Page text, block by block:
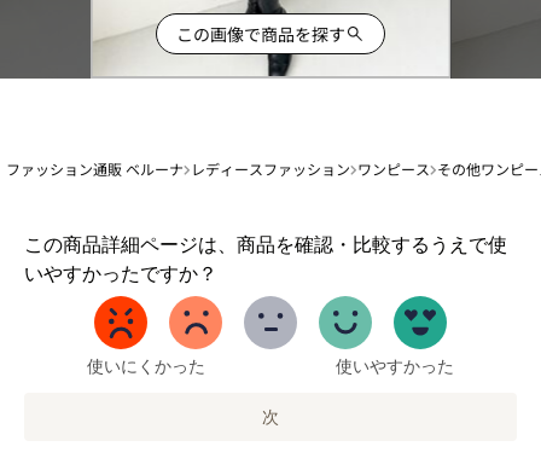
この画像で商品を探す
ファッション通販 ベルーナ レディースファッション ワンピース その他ワンピ
この商品詳細ページは、商品を確認・比較するうえで使
いやすかったですか？
1
か
使いにくかった 使いやすかった
次